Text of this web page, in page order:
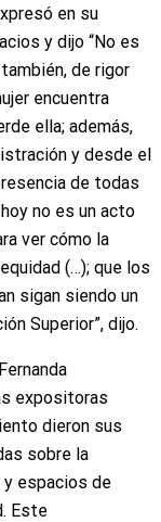
en su
y dijo “No es
de rigor
encuentra
ella; además,
y desde el
de todas
no es un acto
ver cómo la
(…); que los
sigan siendo un
Superior”, dijo.
expositoras
dieron sus
sobre la
espacios de
Este